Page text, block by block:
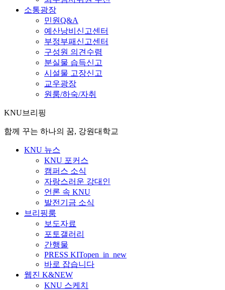
소통광장
민원Q&A
예산낭비신고센터
부정부패신고센터
구성원 의견수렴
분실물 습득신고
시설물 고장신고
교우광장
원룸/하숙/자취
KNU브리핑
함께 꾸는 하나의 꿈, 강원대학교
KNU 뉴스
KNU 포커스
캠퍼스 소식
자랑스러운 강대인
언론 속 KNU
발전기금 소식
브리핑룸
보도자료
포토갤러리
간행물
PRESS KITopen_in_new
바로 잡습니다
웹진 K&NEW
KNU 스케치